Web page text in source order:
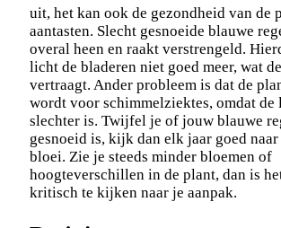
uit, het kan ook de gezondheid van de
aantasten. Slecht gesnoeide blauwe
overal heen en raakt verstrengeld.
licht de bladeren niet goed meer, wat
vertraagt. Ander probleem is dat de
wordt voor schimmelziektes, omdat
slechter is. Twijfel je of jouw blauwe
gesnoeid is, kijk dan elk jaar goed
bloei. Zie je steeds minder bloemen of
hoogteverschillen in de plant, dan is
kritisch te kijken naar je aanpak.